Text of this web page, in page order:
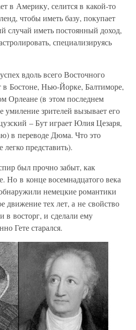
в Америку, селится в какой-то
чтобы иметь базу, покупает
случай иметь постоянный доход,
специализируясь
вдоль всего Восточного
в Бостоне, Нью-Йорке, Балтиморе,
Орлеане (в этом последнем
умиление зрителей вызывает его
– Бут играет Юлия Цезаря,
в переводе Дюма. Что это
представить).
был прочно забыт, как
Но в конце восемнадцатого века
немецкие романтики
движение тех лет, а не свойство
в восторг, и сделали ему
Гете старался.